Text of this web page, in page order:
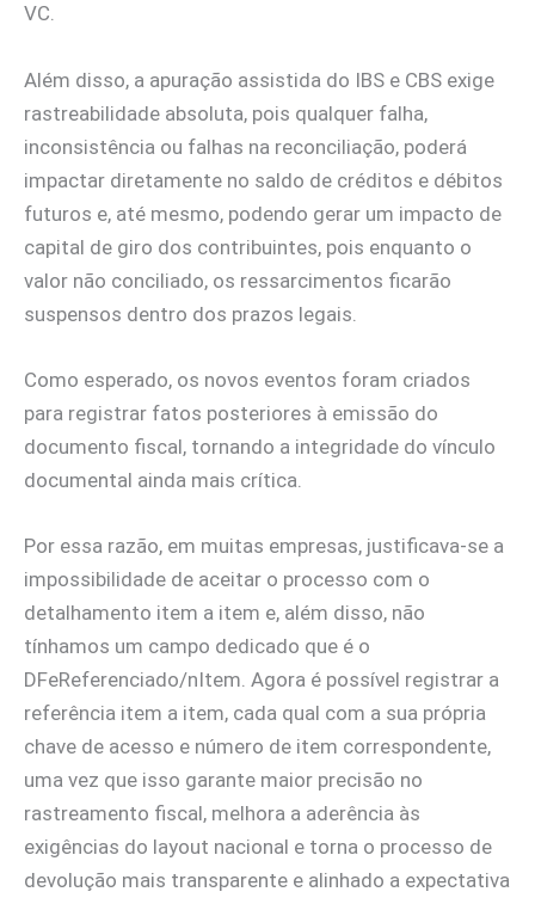
VC.
Além disso, a apuração assistida do IBS e CBS exige
rastreabilidade absoluta, pois qualquer falha,
inconsistência ou falhas na reconciliação, poderá
impactar diretamente no saldo de créditos e débitos
futuros e, até mesmo, podendo gerar um impacto de
capital de giro dos contribuintes, pois enquanto o
valor não conciliado, os ressarcimentos ficarão
suspensos dentro dos prazos legais.
Como esperado, os novos eventos foram criados
para registrar fatos posteriores à emissão do
documento fiscal, tornando a integridade do vínculo
documental ainda mais crítica.
Por essa razão, em muitas empresas, justificava-se a
impossibilidade de aceitar o processo com o
detalhamento item a item e, além disso, não
tínhamos um campo dedicado que é o
DFeReferenciado/nItem. Agora é possível registrar a
referência item a item, cada qual com a sua própria
chave de acesso e número de item correspondente,
uma vez que isso garante maior precisão no
rastreamento fiscal, melhora a aderência às
exigências do layout nacional e torna o processo de
devolução mais transparente e alinhado a expectativa